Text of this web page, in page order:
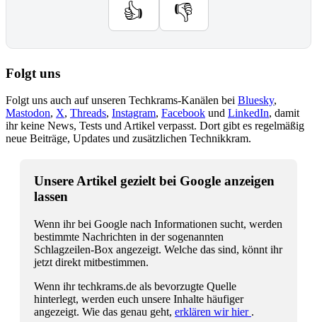
👍 👎
Folgt uns
Folgt uns auch auf unseren Techkrams-Kanälen bei Bluesky,
Mastodon, X, Threads, Instagram, Facebook und LinkedIn, damit
ihr keine News, Tests und Artikel verpasst. Dort gibt es regelmäßig
neue Beiträge, Updates und zusätzlichen Technikkram.
Unsere Artikel gezielt bei Google anzeigen
lassen
Wenn ihr bei Google nach Informationen sucht, werden
bestimmte Nachrichten in der sogenannten
Schlagzeilen-Box angezeigt. Welche das sind, könnt ihr
jetzt direkt mitbestimmen.
Wenn ihr techkrams.de als bevorzugte Quelle
hinterlegt, werden euch unsere Inhalte häufiger
angezeigt. Wie das genau geht, erklären wir hier .